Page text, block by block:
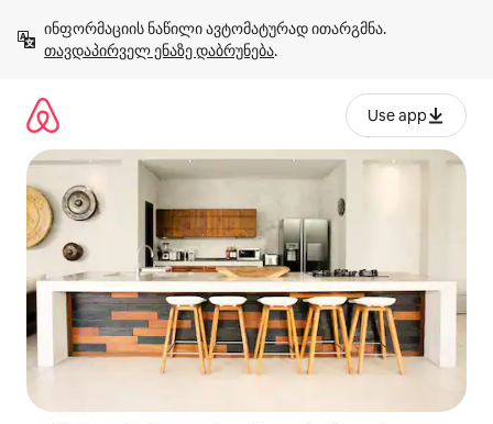
გადასვლა
თავდაპირველ ენაზე დაბრუნება.
Use app